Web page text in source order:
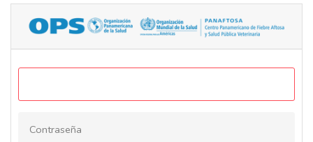
Salta al contenido principal
Portal PANAFTOSA: Acceder
Nombre de usuario / correo electrónico